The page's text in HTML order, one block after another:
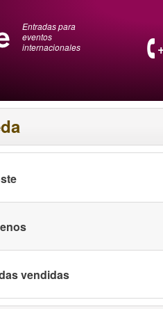
Entradas para
eventos
internacionales
vendidas